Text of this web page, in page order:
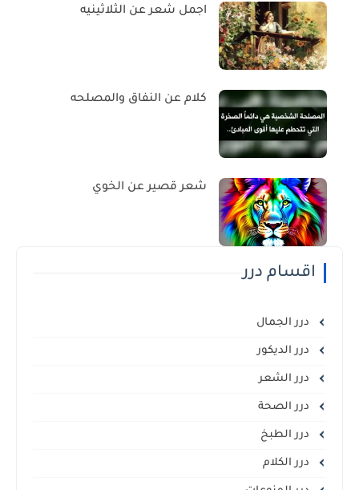
اجمل شعر عن الثلاثينيه
كلام عن النفاق والمصلحه
شعر قصير عن الخوي
اقسام درر
درر الجمال
درر الديكور
درر الشعر
درر الصحة
درر الطبخ
درر الكلام